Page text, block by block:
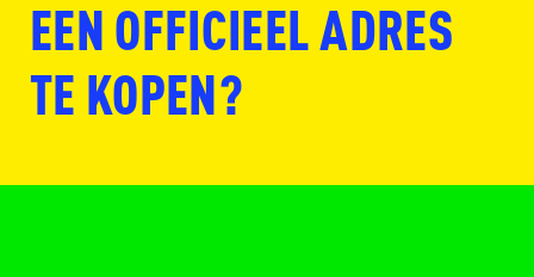
www.ticketmaster.nl
EEN OFFICIEEL ADRES
TE KOPEN?